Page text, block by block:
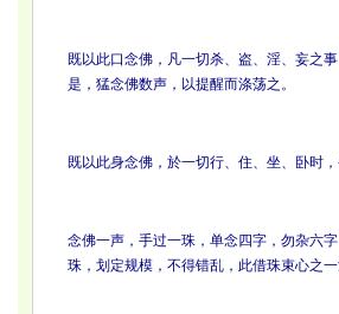
既以此口念佛，凡一切杀、盗、淫、妄之
是，猛念佛数声，以提醒而涤荡之。
既以此身念佛，於一切行、住、坐、卧时
念佛一声，手过一珠，单念四字，勿杂六
珠，划定规模，不得错乱，此借珠束心之一